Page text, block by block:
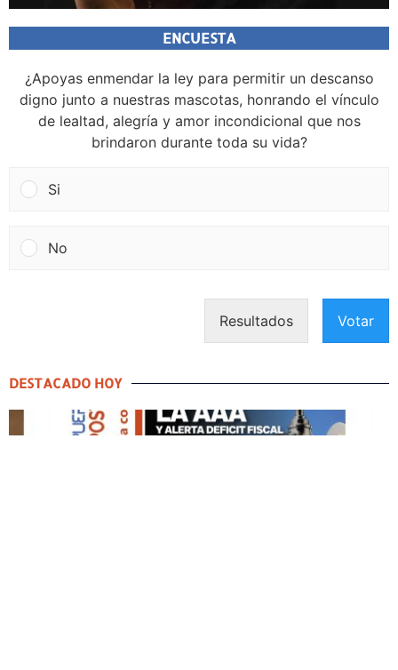
ENCUESTA
¿Apoyas enmendar la ley para permitir un descanso
digno junto a nuestras mascotas, honrando el vínculo
de lealtad, alegría y amor incondicional que nos
brindaron durante toda su vida?
Si
No
Resultados Votar
DESTACADO HOY